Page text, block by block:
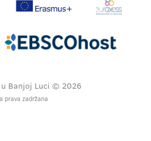
Banjoj Luci © 2026
prava zadržana